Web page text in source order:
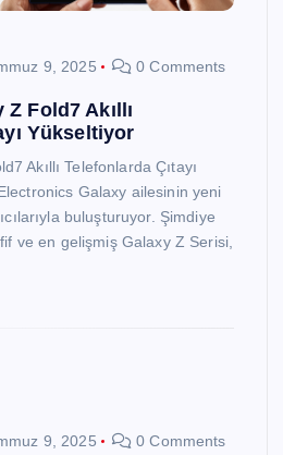
9, 2025 0 Comments
Fold7 Akıllı
Yükseltiyor
Akıllı Telefonlarda Çıtayı
Galaxy ailesinin yeni
buluşturuyor. Şimdiye
ve en gelişmiş Galaxy Z Serisi,
9, 2025 0 Comments